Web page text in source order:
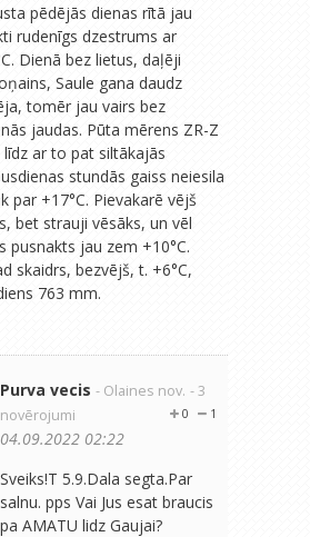
pēdējās dienas rītā jau
rudenīgs dzestrums ar
Dienā bez lietus, daļēji
Saule gana daudz
tomēr jau vairs bez
jaudas. Pūta mērens ZR-Z
līdz ar to pat siltākajās
stundās gaiss neiesila
par +17°C. Pievakarē vējš
bet strauji vēsāks, un vēl
pusnakts jau zem +10°C.
skaidrs, bezvējš, t. +6°C,
763 mm.
Purva vecis - Olaines nov. - 3
novērojumi
1
0
04.09.2022 02:22
Sveiks!T 5.9.Dala segta.Par
salnu. pps Vai Jus esat braucis
pa AMATU lidz Gaujai?